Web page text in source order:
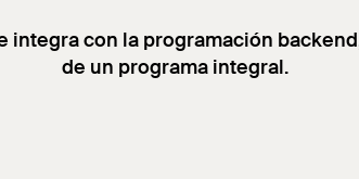
integra con la programación
de un programa integral.